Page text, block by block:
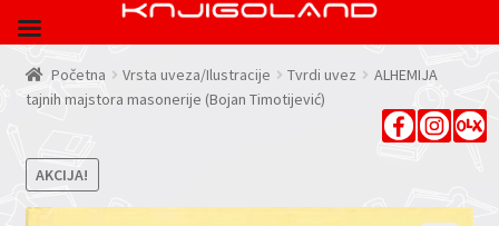
Početna Vrsta uveza/Ilustracije Tvrdi uvez
ALHEMIJA
tajnih majstora masonerije (Bojan Timotijević)
AKCIJA!